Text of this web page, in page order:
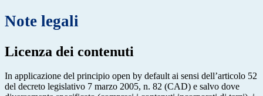
Note legali
Licenza dei contenuti
In applicazione del principio open by default ai sensi dell’articolo 52
del decreto legislativo 7 marzo 2005, n. 82 (CAD) e salvo dove